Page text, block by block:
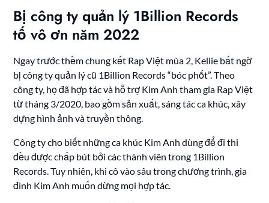
Bị công ty quản lý 1Billion Records
tố vô ơn năm 2022
Ngay trước thềm chung kết Rap Việt mùa 2, Kellie bất ngờ
bị công ty quản lý cũ 1Billion Records “bóc phốt”. Theo
công ty, họ đã hợp tác và hỗ trợ Kim Anh tham gia Rap Việt
từ tháng 3/2020, bao gồm sản xuất, sáng tác ca khúc, xây
dựng hình ảnh và truyền thông.
Công ty cho biết những ca khúc Kim Anh dùng để đi thi
đều được chấp bút bởi các thành viên trong 1Billion
Records. Tuy nhiên, khi cô vào sâu trong chương trình, gia
đình Kim Anh muốn dừng mọi hợp tác.